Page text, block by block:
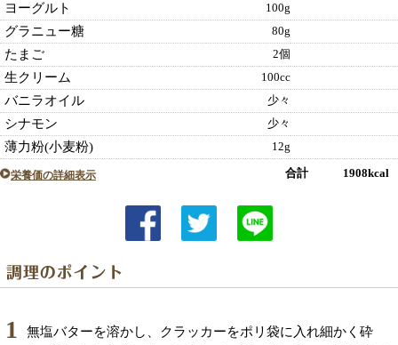
ヨーグルト 100g
グラニュー糖 80g
たまご 2個
生クリーム 100cc
バニラオイル 少々
シナモン 少々
薄力粉(小麦粉) 12g
栄養価の詳細表示 合計 1908kcal
1
無塩バターを溶かし、クラッカーをポリ袋に入れ細かく砕